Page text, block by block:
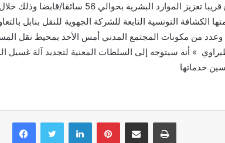
الكشافة التونسية التابعة للشركة الجهوية للنقل بنابل
وعدد من مكونات المجتمع المدني أمس الأحد بمحيط نقل
» أنه سيتوجه إلى السلطات المعنية لتجديد آلة غسيل
Facebook Twitter Linkedin Pinterest Partager par email Imprimer